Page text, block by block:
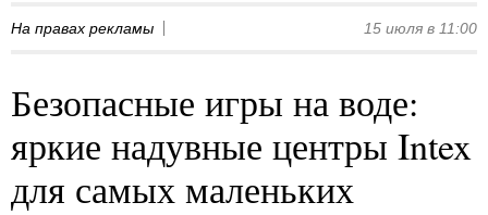
На правах рекламы 15 июля в 11:00
Безопасные игры на воде:
яркие надувные центры Intex
для самых маленьких